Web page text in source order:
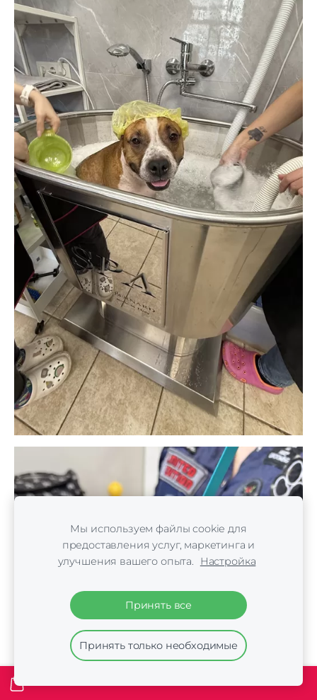
Мы используем файлы cookie для
предоставления услуг, маркетинга и
улучшения вашего опыта.
Настройка
Принять все
Принять только необходимые